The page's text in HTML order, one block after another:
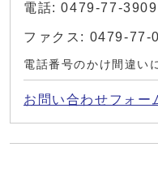
電話: 0479-77-3909
ファクス: 0479-77-
電話番号のかけ間違い
お問い合わせフォー